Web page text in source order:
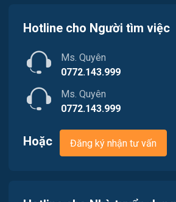
Nhà hàng / Khách sạn
Nhân sự
Nông - Lâm - Thủy Sản
Việc làm Hòa Bình
Việc làm Nam Triệu
Việc làm Bạch Đằng
Việc làm Lê Ích Mộc
Hotline cho Người tìm việc
Ms. Quyên
0772.143.999
Ms. Quyên
0772.143.999
Hoặc Đăng ký nhận tư vấn